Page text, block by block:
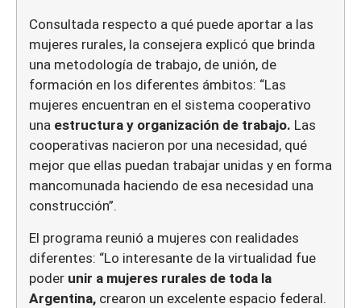
Consultada respecto a qué puede aportar a las
mujeres rurales, la consejera explicó que brinda
una metodología de trabajo, de unión, de
formación en los diferentes ámbitos: “Las
mujeres encuentran en el sistema cooperativo
una estructura y organización de trabajo. Las
cooperativas nacieron por una necesidad, qué
mejor que ellas puedan trabajar unidas y en forma
mancomunada haciendo de esa necesidad una
construcción”.
El programa reunió a mujeres con realidades
diferentes: “Lo interesante de la virtualidad fue
poder unir a mujeres rurales de toda la
Argentina, crearon un excelente espacio federal.